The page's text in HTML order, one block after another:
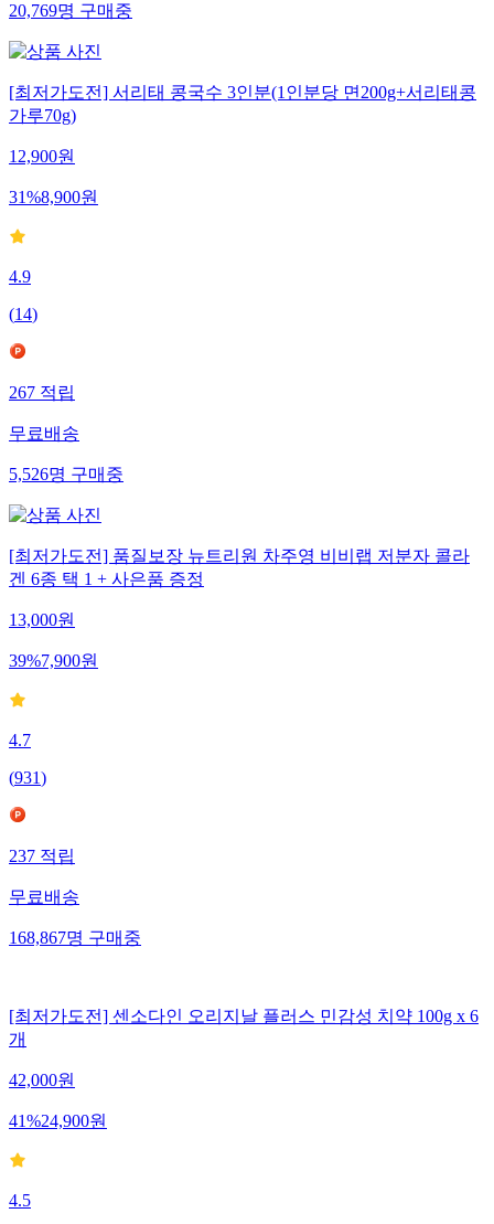
20,769명 구매중
[최저가도전] 서리태 콩국수 3인분(1인분당 면200g+서리태콩
가루70g)
12,900원
31%8,900원
4.9
(14)
267 적립
무료배송
5,526명 구매중
[최저가도전] 품질보장 뉴트리원 차주영 비비랩 저분자 콜라
겐 6종 택 1 + 사은품 증정
13,000원
39%7,900원
4.7
(931)
237 적립
무료배송
168,867명 구매중
[최저가도전] 센소다인 오리지날 플러스 민감성 치약 100g x 6
개
42,000원
41%24,900원
4.5